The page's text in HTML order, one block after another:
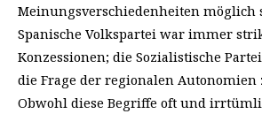
Meinungsverschiedenheiten möglich
Spanische Volkspartei war immer
Konzessionen; die Sozialistische
die Frage der regionalen Autonomien
Obwohl diese Begriffe oft und